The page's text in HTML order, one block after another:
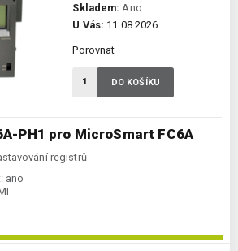
PH1 pro MicroSmart FC6A
registrů
ano
Skladem: Ano
U Vás: 11.08.2026
Porovnat
DO KOŠÍKU